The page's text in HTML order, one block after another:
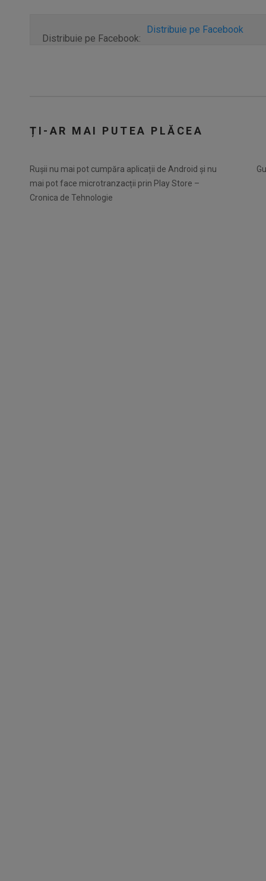
Distribuie pe Facebook:
Distribuie pe Facebook
ȚI-AR MAI PUTEA PLĂCEA
Rușii nu mai pot cumpăra aplicații de Android și nu
mai pot face microtranzacții prin Play Store –
Cronica de Tehnologie